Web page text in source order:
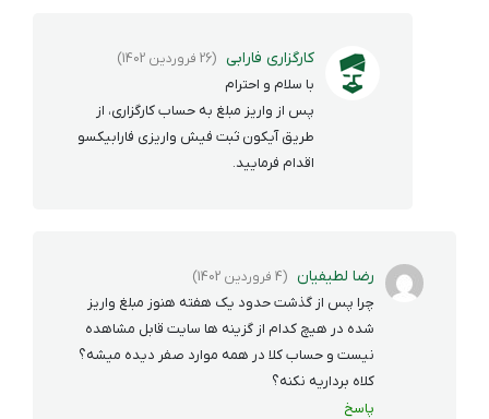
کارگزاری فارابی (26 فروردین 1402)
با سلام و احترام
پس از واریز مبلغ به حساب کارگزاری، از
طریق آیکون ثبت فیش واریزی فارابیکسو
اقدام فرمایید.
رضا لطیفیان (4 فروردین 1402)
چرا پس از گذشت حدود یک هفته هنوز مبلغ واریز
شده در هیچ کدام از گزینه ها سایت قابل مشاهده
نیست و حساب کلا در همه موارد صفر دیده میشه؟
کلاه برداریه نکنه؟
پاسخ